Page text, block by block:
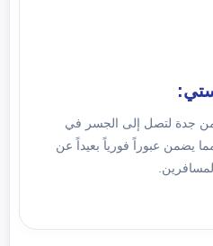
جدة لتصل إلى الجسر في
يضمن عبوراً فورياً بعيداً عن